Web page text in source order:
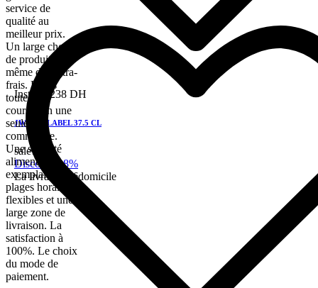
Instock 238 DH
JW RED LABEL 37.5 CL
sale!
Discount 28%
La livraison a domicile
service de
qualité au
meilleur prix.
Un large choix
de produits,
même de l'ultra-
frais. Faites
toutes vos
courses en une
seule
commande.
Une sécurité
alimentaire
exemplaire. Des
plages horaires
flexibles et une
large zone de
livraison. La
satisfaction à
100%. Le choix
du mode de
paiement.